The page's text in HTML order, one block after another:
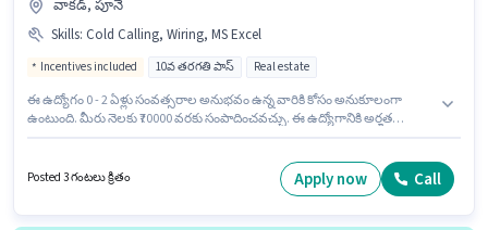
వాకడ్, పూనే
Skills: Cold Calling, Wiring, MS Excel
Incentives included 10వ తరగతి పాస్ Real estate
ఈ ఉద్యోగం 0 - 2 ఏళ్లు సంవత్సరాల అనుభవం ఉన్న వారికి కోసం అనుకూలంగా
ఉంటుంది. మీరు నెలకు ₹70000 వరకు సంపాదించవచ్చు. ఈ ఉద్యోగానికి అర్హత
ఉండాలి. ఈ ఉద్యోగానికి Fixed + Incentives జీతం అందుబాటులో ఉంది. ఈ ఖాళీ
వాకడ్, పూనే లో ఉంది. Nuvionix Technologies లో అమ్మకాలు / వ్యాపార అభివృద్ధి
Posted 3 గంటలు క్రితం Apply now Call